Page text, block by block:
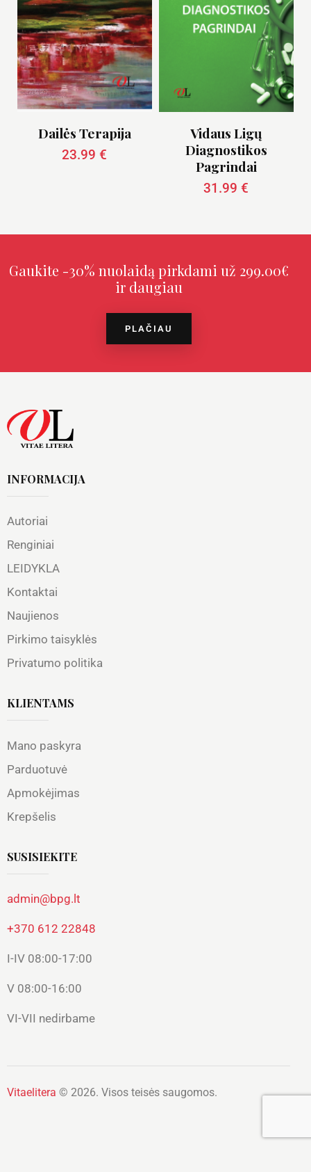
Dailės Terapija
23.99 €
Vidaus Ligų
Diagnostikos
Pagrindai
31.99 €
Gaukite -30% nuolaidą pirkdami už 299.00€
ir daugiau
PLAČIAU
INFORMACIJA
Autoriai
Renginiai
LEIDYKLA
Kontaktai
Naujienos
Pirkimo taisyklės
Privatumo politika
KLIENTAMS
Mano paskyra
Parduotuvė
Apmokėjimas
Krepšelis
SUSISIEKITE
admin@bpg.lt
+370 612 22848
I-IV 08:00-17:00
V 08:00-16:00
VI-VII nedirbame
Vitaelitera © 2026. Visos teisės saugomos.